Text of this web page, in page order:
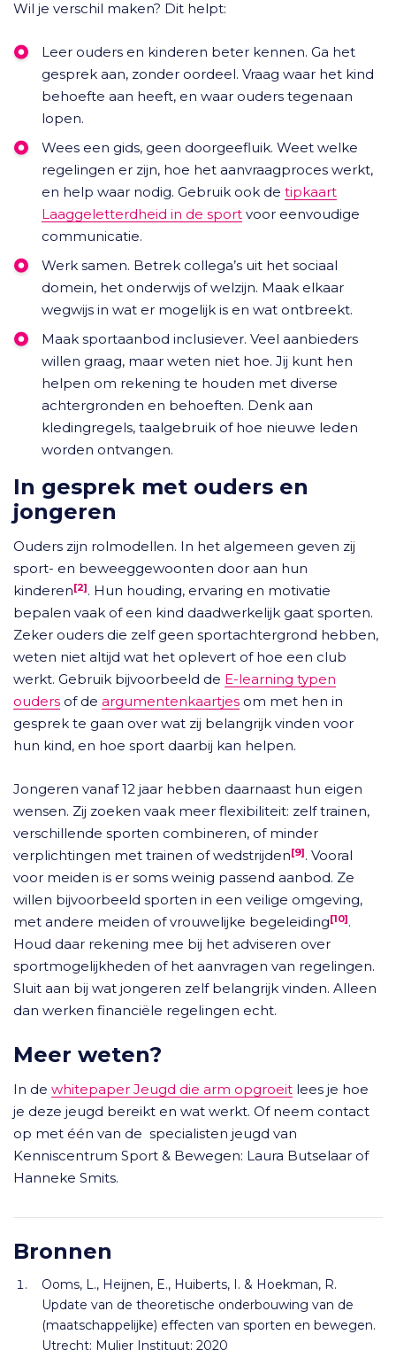
Wil je verschil maken? Dit helpt:
Leer ouders en kinderen beter kennen. Ga het
gesprek aan, zonder oordeel. Vraag waar het kind
behoefte aan heeft, en waar ouders tegenaan
lopen.
Wees een gids, geen doorgeefluik. Weet welke
regelingen er zijn, hoe het aanvraagproces werkt,
en help waar nodig. Gebruik ook de tipkaart
Laaggeletterdheid in de sport voor eenvoudige
communicatie.
Werk samen. Betrek collega’s uit het sociaal
domein, het onderwijs of welzijn. Maak elkaar
wegwijs in wat er mogelijk is en wat ontbreekt.
Maak sportaanbod inclusiever. Veel aanbieders
willen graag, maar weten niet hoe. Jij kunt hen
helpen om rekening te houden met diverse
achtergronden en behoeften. Denk aan
kledingregels, taalgebruik of hoe nieuwe leden
worden ontvangen.
In gesprek met ouders en
jongeren
Ouders zijn rolmodellen. In het algemeen geven zij
sport- en beweeggewoonten door aan hun
kinderen[2]. Hun houding, ervaring en motivatie
bepalen vaak of een kind daadwerkelijk gaat sporten.
Zeker ouders die zelf geen sportachtergrond hebben,
weten niet altijd wat het oplevert of hoe een club
werkt. Gebruik bijvoorbeeld de E-learning typen
ouders of de argumentenkaartjes om met hen in
gesprek te gaan over wat zij belangrijk vinden voor
hun kind, en hoe sport daarbij kan helpen.
Jongeren vanaf 12 jaar hebben daarnaast hun eigen
wensen. Zij zoeken vaak meer flexibiliteit: zelf trainen,
verschillende sporten combineren, of minder
verplichtingen met trainen of wedstrijden[9]. Vooral
voor meiden is er soms weinig passend aanbod. Ze
willen bijvoorbeeld sporten in een veilige omgeving,
met andere meiden of vrouwelijke begeleiding[10].
Houd daar rekening mee bij het adviseren over
sportmogelijkheden of het aanvragen van regelingen.
Sluit aan bij wat jongeren zelf belangrijk vinden. Alleen
dan werken financiële regelingen echt.
Meer weten?
In de whitepaper Jeugd die arm opgroeit lees je hoe
je deze jeugd bereikt en wat werkt. Of neem contact
op met één van de specialisten jeugd van
Kenniscentrum Sport & Bewegen: Laura Butselaar of
Hanneke Smits.
Bronnen
Ooms, L., Heijnen, E., Huiberts, I. & Hoekman, R.
Update van de theoretische onderbouwing van de
(maatschappelijke) effecten van sporten en bewegen.
Utrecht: Mulier Instituut; 2020